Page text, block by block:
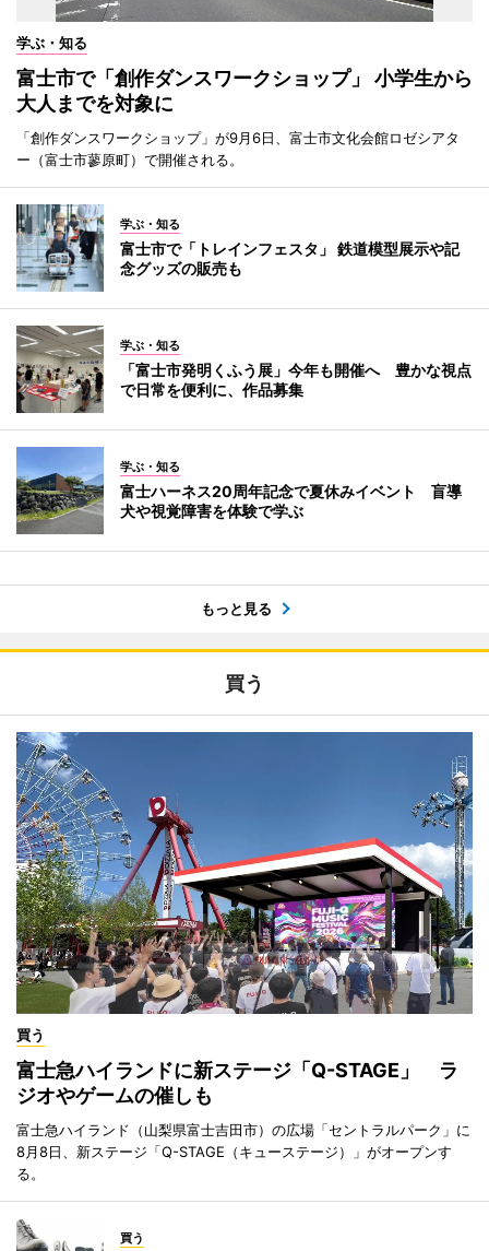
学ぶ・知る
富士市で「創作ダンスワークショップ」 小学生から
大人までを対象に
「創作ダンスワークショップ」が9月6日、富士市文化会館ロゼシアタ
ー（富士市蓼原町）で開催される。
学ぶ・知る
富士市で「トレインフェスタ」 鉄道模型展示や記
念グッズの販売も
学ぶ・知る
「富士市発明くふう展」今年も開催へ 豊かな視点
で日常を便利に、作品募集
学ぶ・知る
富士ハーネス20周年記念で夏休みイベント 盲導
犬や視覚障害を体験で学ぶ
もっと見る
買う
買う
富士急ハイランドに新ステージ「Q-STAGE」 ラ
ジオやゲームの催しも
富士急ハイランド（山梨県富士吉田市）の広場「セントラルパーク」に
8月8日、新ステージ「Q-STAGE（キューステージ）」がオープンす
る。
買う